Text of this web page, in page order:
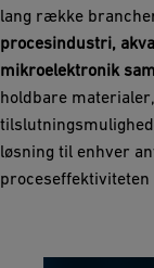
lang række
procesindustri,
mikroelektronik
holdbare
løsning til enhver